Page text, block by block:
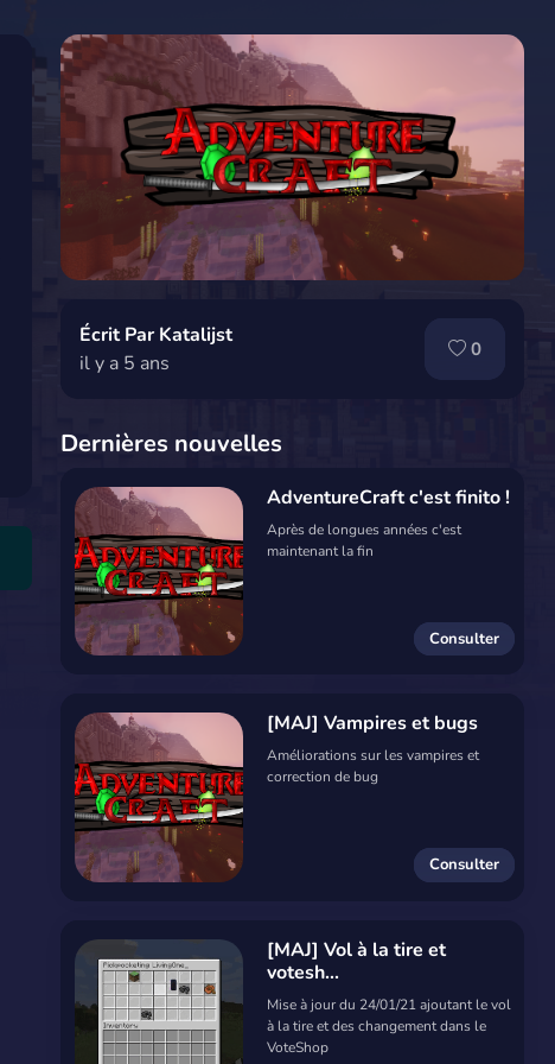
Écrit Par Katalijst
il y a 5 ans
0
Dernières nouvelles
AdventureCraft c'est finito !
Après de longues années c'est
maintenant la fin
Consulter
[MAJ] Vampires et bugs
Améliorations sur les vampires et
correction de bug
Consulter
[MAJ] Vol à la tire et
votesh...
Mise à jour du 24/01/21 ajoutant le vol
à la tire et des changement dans le
VoteShop